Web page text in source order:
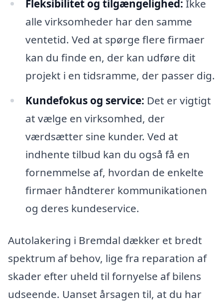
Fleksibilitet og tilgængelighed: Ikke
alle virksomheder har den samme
ventetid. Ved at spørge flere firmaer
kan du finde en, der kan udføre dit
projekt i en tidsramme, der passer dig.
Kundefokus og service: Det er vigtigt
at vælge en virksomhed, der
værdsætter sine kunder. Ved at
indhente tilbud kan du også få en
fornemmelse af, hvordan de enkelte
firmaer håndterer kommunikationen
og deres kundeservice.
Autolakering i Bremdal dækker et bredt
spektrum af behov, lige fra reparation af
skader efter uheld til fornyelse af bilens
udseende. Uanset årsagen til, at du har